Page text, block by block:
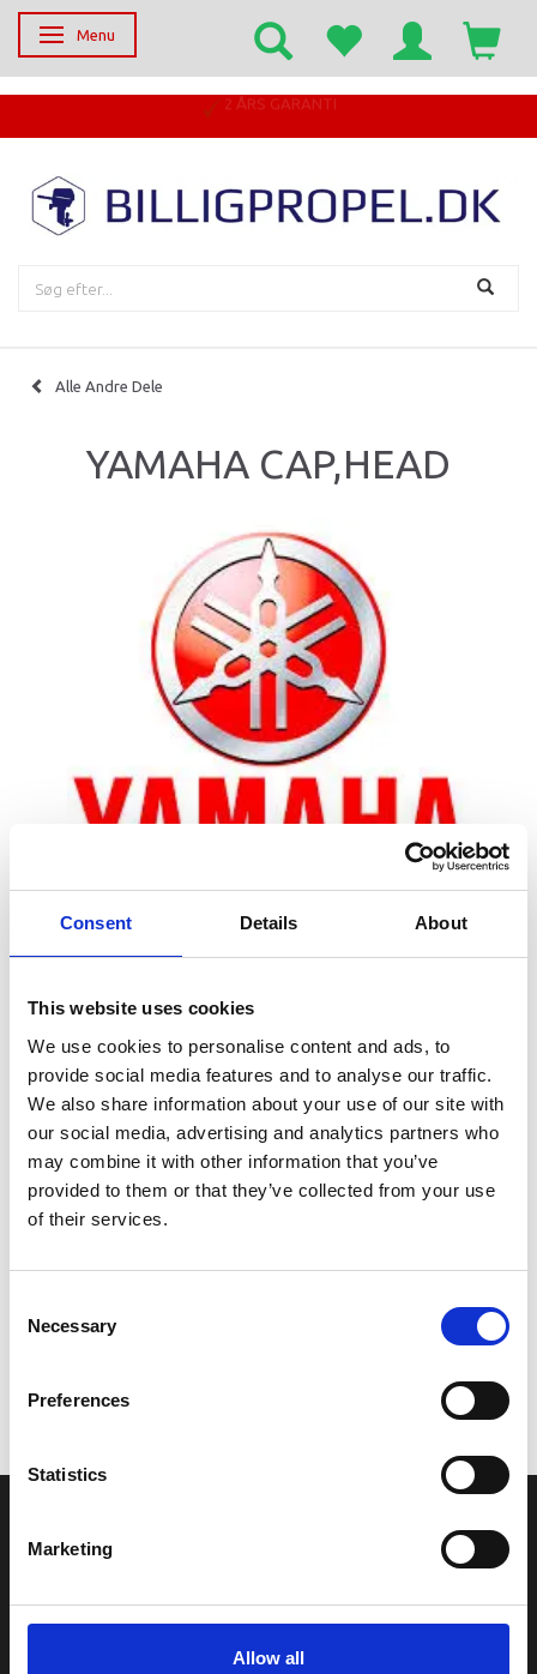
Consent Details About
This website uses cookies
We use cookies to personalise content and ads, to
provide social media features and to analyse our traffic.
We also share information about your use of our site with
our social media, advertising and analytics partners who
may combine it with other information that you’ve
provided to them or that they’ve collected from your use
of their services.
Selection
Necessary
Preferences
Statistics
Marketing
Allow all
Skifte navigation
Menu
2 ÅRS GARANTI
Alle Andre Dele
YAMAHA CAP,HEAD
Leveringstid er 5-6 dag(e)
Model/varenr.: FX16354D0000
30,25 DKK
Læg i kurv
Vi oplever i øjeblikket store og hyppige prisændringer i markedet.
Derfor kan der i enkelte tilfælde være produkter, som ikke kan
INFORMATIONER
Fragt og levering